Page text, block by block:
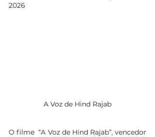
2026
A Voz de Hind Rajab
O filme  “A Voz de Hind Rajab”, vencedor